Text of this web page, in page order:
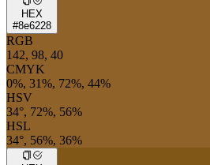
HEX
#8e6228
RGB
142, 98, 40
CMYK
0%, 31%, 72%, 44%
HSV
34°, 72%, 56%
HSL
34°, 56%, 36%